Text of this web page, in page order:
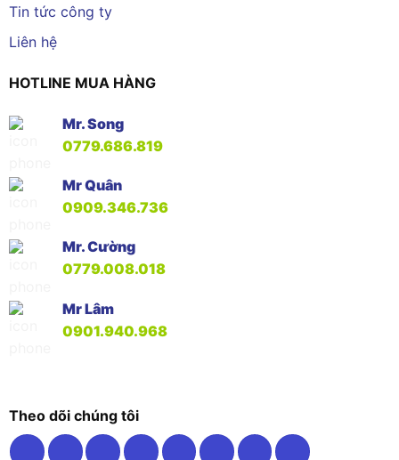
Tin tức công ty
Liên hệ
HOTLINE MUA HÀNG
Mr. Song
0779.686.819
Mr Quân
0909.346.736
Mr. Cường
0779.008.018
Mr Lâm
0901.940.968
Theo dõi chúng tôi